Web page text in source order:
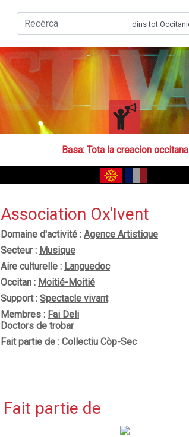
Basa: Tota la creacion occitana
Association Ox'Ivent
Domaine d'activité : Agence Artistique
Secteur : Musique
Aire culturelle : Languedoc
Occitan : Moitié-Moitié
Support : Spectacle vivant
Membres : Fai Deli
Doctors de trobar
Fait partie de : Collectiu Còp-Sec
Fait partie de